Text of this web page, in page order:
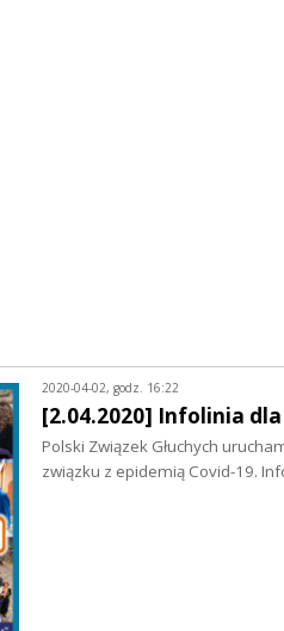
2020-04-02, godz. 16:22
[2.04.2020] Infolinia dla
Polski Związek Głuchych
związku z epidemią Covid-19.